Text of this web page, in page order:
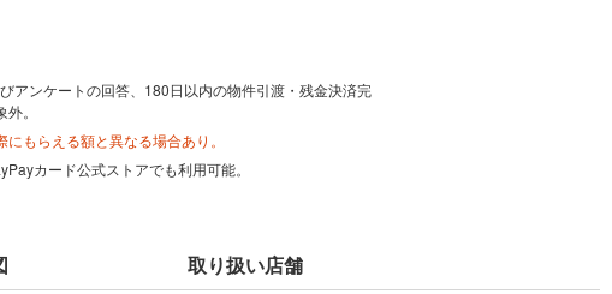
アンケートの回答、180日以内の物件引渡・残金決済完
。
もらえる額と異なる場合あり。
カード公式ストアでも利用可能。
取り扱い店舗